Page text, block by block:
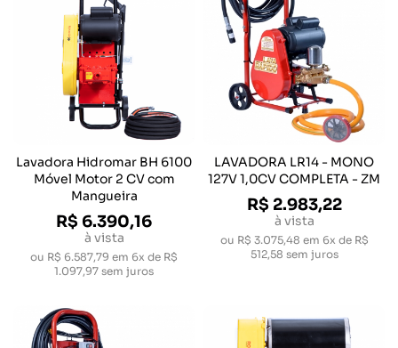
Lavadora Hidromar BH 6100
Móvel Motor 2 CV com
Mangueira
R$ 6.390,16
à vista
ou R$ 6.587,79 em 6x de R$
1.097,97 sem juros
LAVADORA LR14 - MONO
127V 1,0CV COMPLETA - ZM
R$ 2.983,22
à vista
ou R$ 3.075,48 em 6x de R$
512,58 sem juros